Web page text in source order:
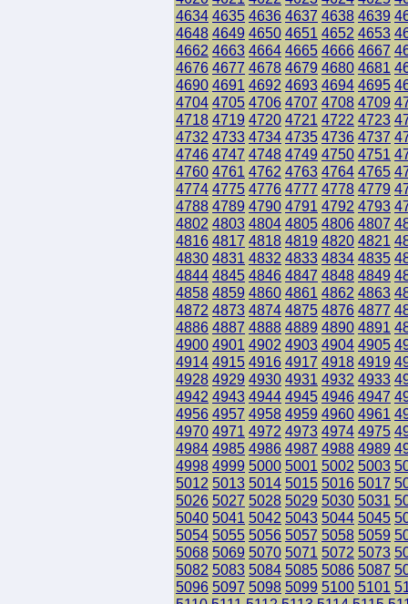
4634 4635 4636 4637 4638 4639
4648 4649 4650 4651 4652 4653
4662 4663 4664 4665 4666 4667
4676 4677 4678 4679 4680 4681
4690 4691 4692 4693 4694 4695
4704 4705 4706 4707 4708 4709
4718 4719 4720 4721 4722 4723
4732 4733 4734 4735 4736 4737
4746 4747 4748 4749 4750 4751
4760 4761 4762 4763 4764 4765
4774 4775 4776 4777 4778 4779
4788 4789 4790 4791 4792 4793
4802 4803 4804 4805 4806 4807
4816 4817 4818 4819 4820 4821
4830 4831 4832 4833 4834 4835
4844 4845 4846 4847 4848 4849
4858 4859 4860 4861 4862 4863
4872 4873 4874 4875 4876 4877
4886 4887 4888 4889 4890 4891
4900 4901 4902 4903 4904 4905
4914 4915 4916 4917 4918 4919
4928 4929 4930 4931 4932 4933
4942 4943 4944 4945 4946 4947
4956 4957 4958 4959 4960 4961
4970 4971 4972 4973 4974 4975
4984 4985 4986 4987 4988 4989
4998 4999 5000 5001 5002 5003
5012 5013 5014 5015 5016 5017
5026 5027 5028 5029 5030 5031
5040 5041 5042 5043 5044 5045
5054 5055 5056 5057 5058 5059
5068 5069 5070 5071 5072 5073
5082 5083 5084 5085 5086 5087
5096 5097 5098 5099 5100 5101